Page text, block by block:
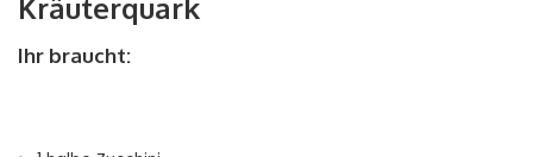
Kräuterquark
Ihr braucht: